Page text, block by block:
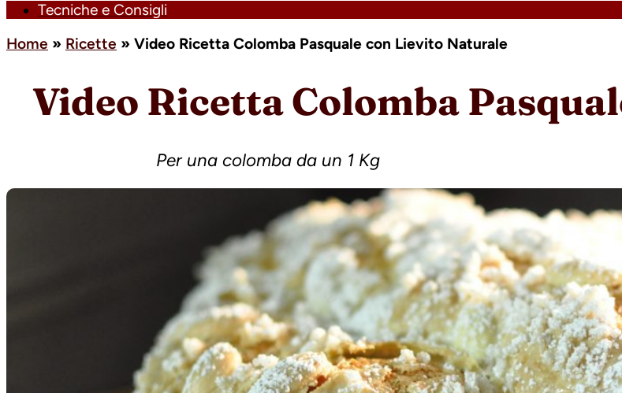
Tecniche e Consigli
Home » Ricette » Video Ricetta Colomba Pasquale con Lievito Naturale
Video Ricetta Colomba
Per una colomba da un 1 Kg